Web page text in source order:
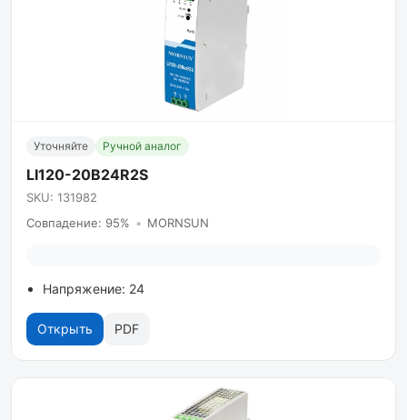
Уточняйте Ручной аналог
LI120-20B24R2S
SKU: 131982
Совпадение: 95% • MORNSUN
Напряжение: 24
Открыть PDF